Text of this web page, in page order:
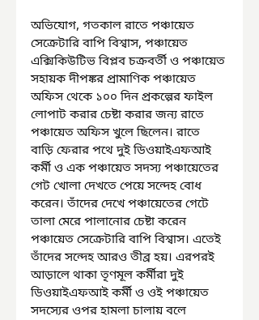
অভিযোগ, গতকাল রাতে পঞ্চায়েত
সেক্রেটারি বাপি বিশ্বাস, পঞ্চায়েত
এক্সিকিউটিভ বিপ্লব চক্রবর্তী ও পঞ্চায়েত
সহায়ক দীপঙ্কর প্রামাণিক পঞ্চায়েত
অফিস থেকে ১০০ দিন প্রকল্পের ফাইল
লোপাট করার চেষ্টা করার জন্য রাতে
পঞ্চায়েত অফিস খুলে ছিলেন। রাতে
বাড়ি ফেরার পথে দুই ডিওয়াইএফআই
কর্মী ও এক পঞ্চায়েত সদস্য পঞ্চায়েতের
গেট খোলা দেখতে পেয়ে সন্দেহ বোধ
করেন। তাঁদের দেখে পঞ্চায়েতের গেটে
তালা মেরে পালানোর চেষ্টা করেন
পঞ্চায়েত সেক্রেটারি বাপি বিশ্বাস। এতেই
তাঁদের সন্দেহ আরও তীব্র হয়। এরপরই
আড়ালে থাকা তৃণমূল কর্মীরা দুই
ডিওয়াইএফআই কর্মী ও ওই পঞ্চায়েত
সদস্যের ওপর হামলা চালায় বলে